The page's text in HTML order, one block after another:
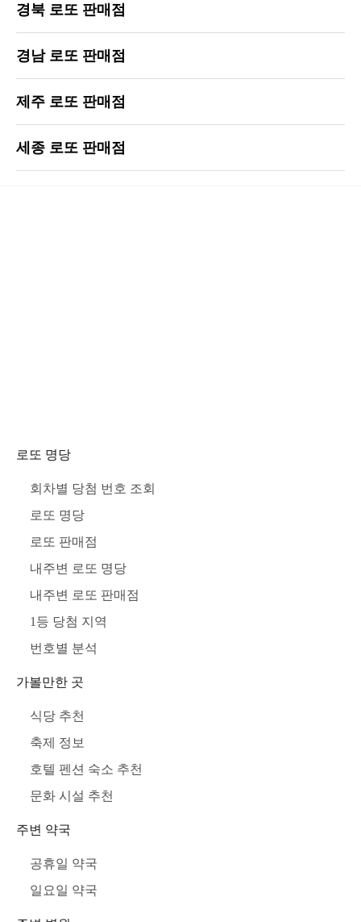
경북 로또 판매점
경남 로또 판매점
제주 로또 판매점
세종 로또 판매점
로또 명당
회차별 당첨 번호 조회
로또 명당
로또 판매점
내주변 로또 명당
내주변 로또 판매점
1등 당첨 지역
번호별 분석
가볼만한 곳
식당 추천
축제 정보
호텔 펜션 숙소 추천
문화 시설 추천
주변 약국
공휴일 약국
일요일 약국